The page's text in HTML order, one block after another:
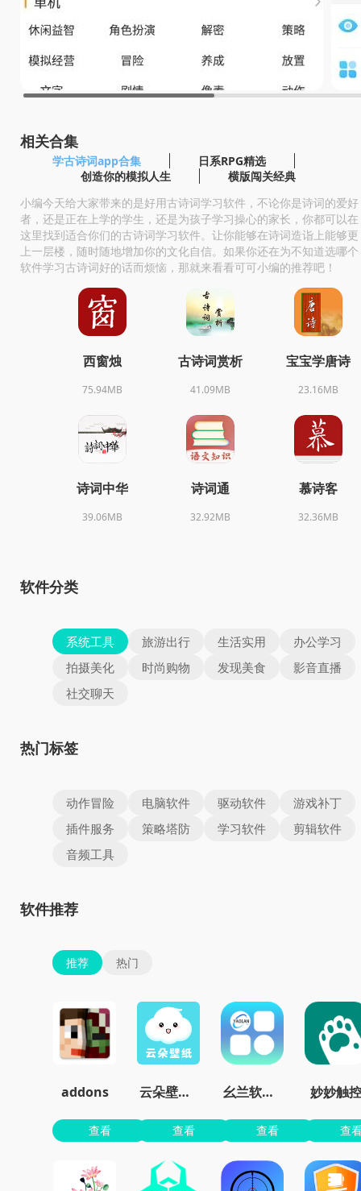
相关合集
学古诗词app合集
日系RPG精选
创造你的模拟人生
横版闯关经典
小编今天给大家带来的是好用古诗词学习软件，不论你是诗词的爱好
者，还是正在上学的学生，还是为孩子学习操心的家长，你都可以在
这里找到适合你们的古诗词学习软件。让你能够在诗词造诣上能够更
上一层楼，随时随地增加你的文化自信。如果你还在为不知道选哪个
软件学习古诗词好的话而烦恼，那就来看看可可小编的推荐吧！
西窗烛
75.94MB
古诗词赏析
41.09MB
宝宝学唐诗
23.16MB
诗词中华
39.06MB
诗词通
32.92MB
慕诗客
32.36MB
软件分类
系统工具 旅游出行 生活实用
办公学习
拍摄美化
时尚购物 发现美食
影音直播
社交聊天
热门标签
动作冒险 电脑软件 驱动软件
游戏补丁
插件服务
策略塔防 学习软件
剪辑软件
音频工具
软件推荐
推荐 热门
addons
查看
云朵壁纸app官方
查看
幺兰软件库
查看
妙妙触控
查